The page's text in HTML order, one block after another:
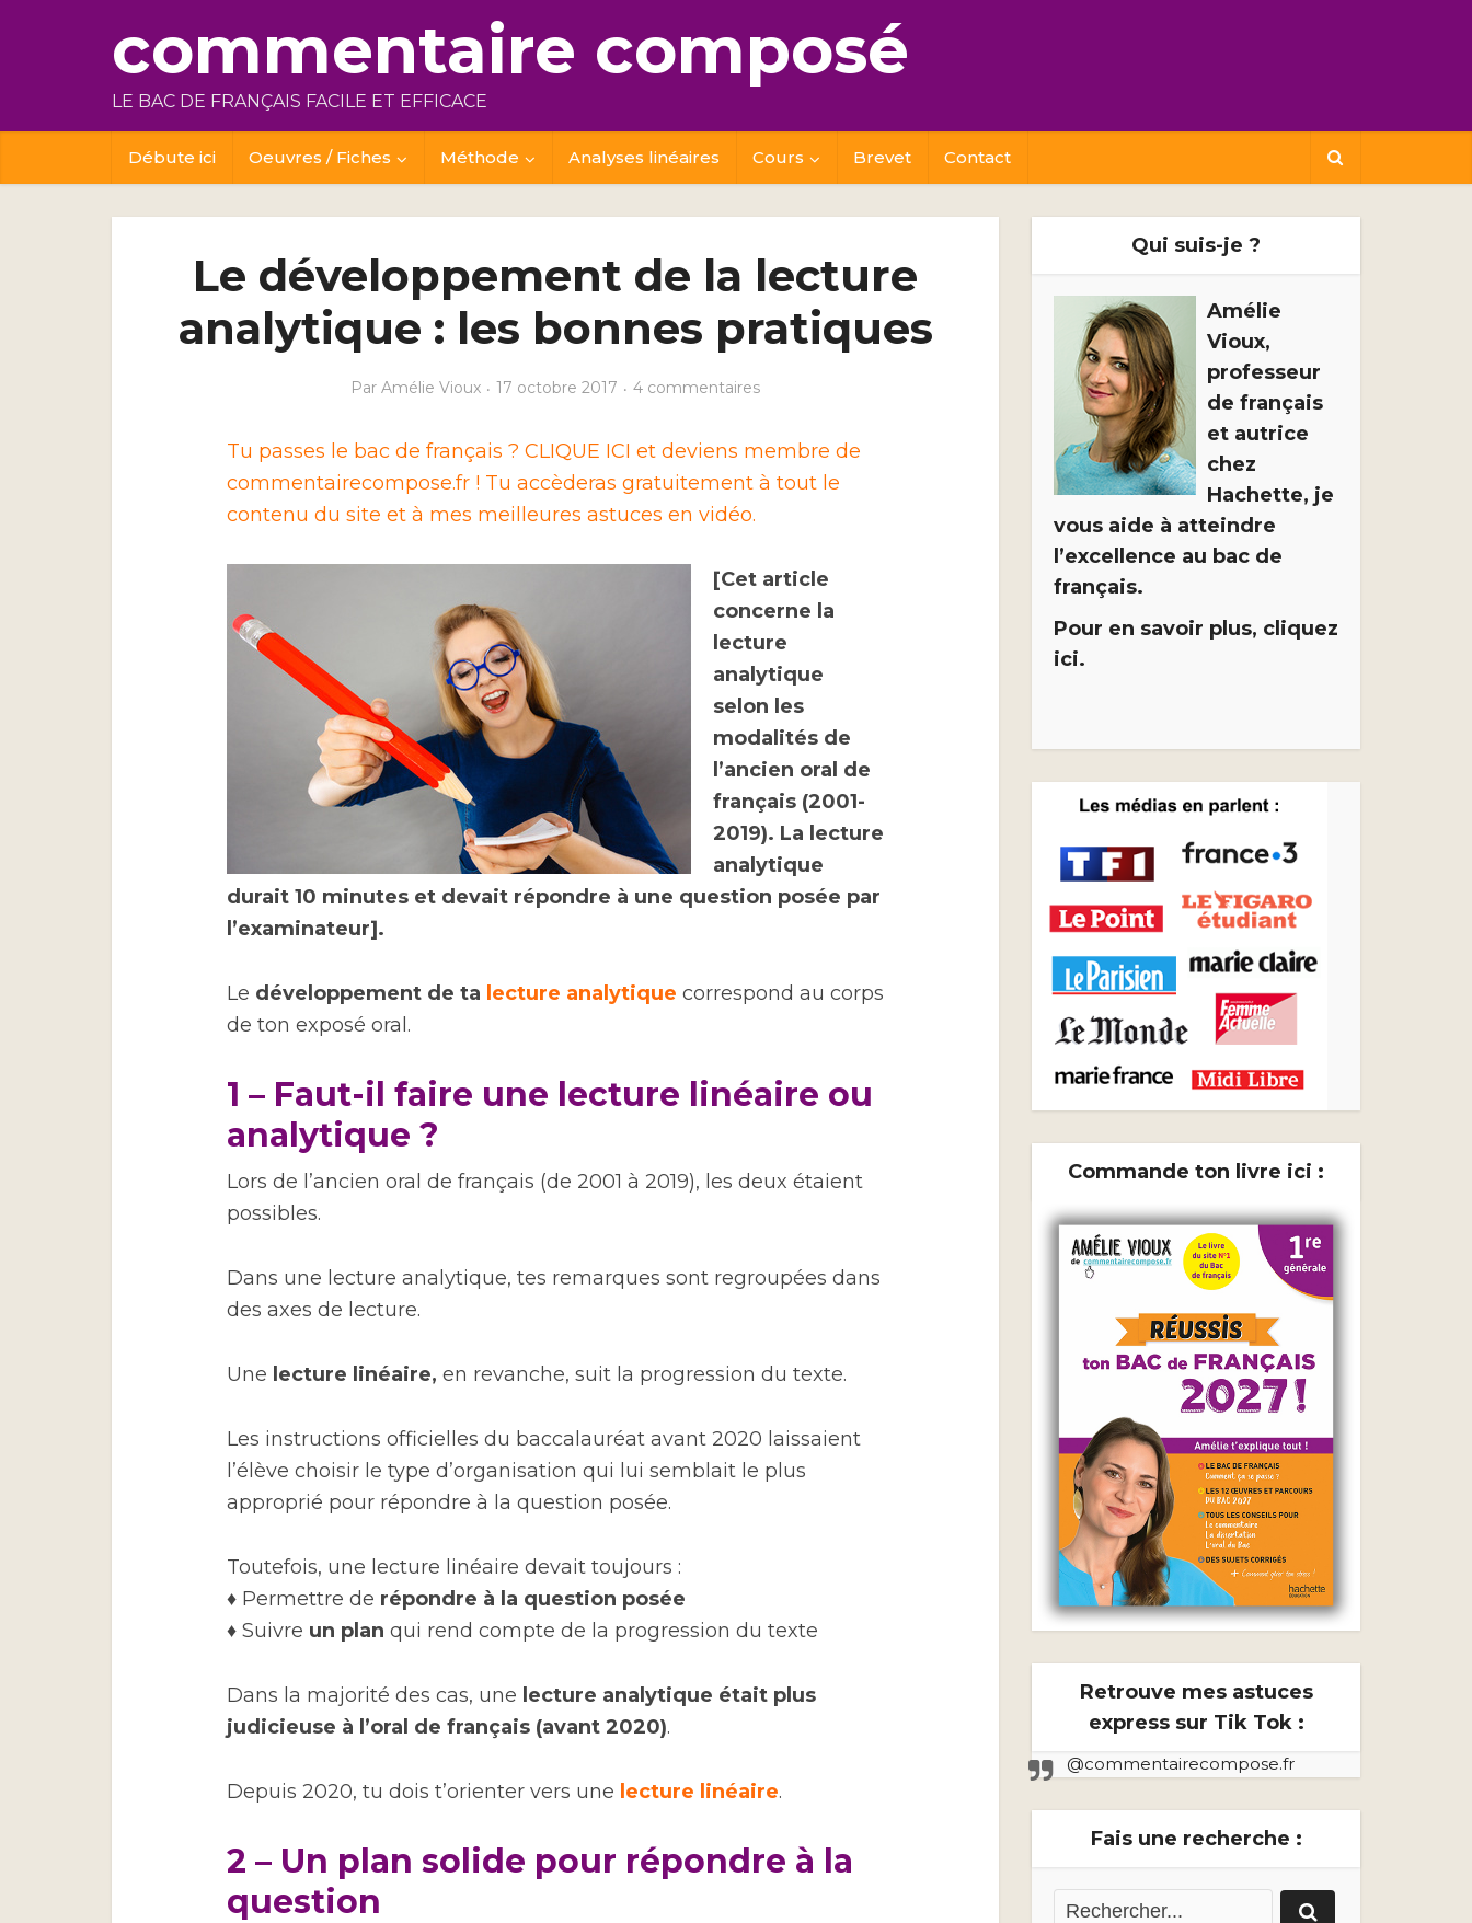
commentaire composé
LE BAC DE FRANÇAIS FACILE ET EFFICACE
Débute ici Oeuvres / Fiches Méthode Analyses linéaires Cours Brevet Contact
Le développement de la lecture
analytique : les bonnes pratiques
Par Amélie Vioux 17 octobre 2017 4 commentaires
Tu passes le bac de français ? CLIQUE ICI et deviens membre de
commentairecompose.fr ! Tu accèderas gratuitement à tout le
contenu du site et à mes meilleures astuces en vidéo.
[Cet article
concerne la
lecture
analytique
selon les
modalités de
l’ancien oral de
français (2001-
2019). La lecture
analytique
durait 10 minutes et devait répondre à une question posée par
l’examinateur].
Le développement de ta lecture analytique correspond au corps
de ton exposé oral.
1 – Faut-il faire une lecture linéaire ou
analytique ?
Lors de l’ancien oral de français (de 2001 à 2019), les deux étaient
possibles.
Dans une lecture analytique, tes remarques sont regroupées dans
des axes de lecture.
Une lecture linéaire, en revanche, suit la progression du texte.
Les instructions officielles du baccalauréat avant 2020 laissaient
l’élève choisir le type d’organisation qui lui semblait le plus
approprié pour répondre à la question posée.
Toutefois, une lecture linéaire devait toujours :
♦ Permettre de répondre à la question posée
♦ Suivre un plan qui rend compte de la progression du texte
Dans la majorité des cas, une lecture analytique était plus
judicieuse à l’oral de français (avant 2020).
Depuis 2020, tu dois t’orienter vers une lecture linéaire.
2 – Un plan solide pour répondre à la
question
Qui suis-je ?
Amélie
Vioux,
professeur
de français
et autrice
chez
Hachette, je
vous aide à atteindre
l’excellence au bac de
français.
Pour en savoir plus, cliquez
ici.
Commande ton livre ici :
Retrouve mes astuces
express sur Tik Tok :
@commentairecompose.fr
Fais une recherche :